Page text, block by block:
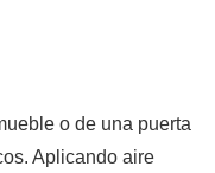
o de una puerta
Aplicando aire